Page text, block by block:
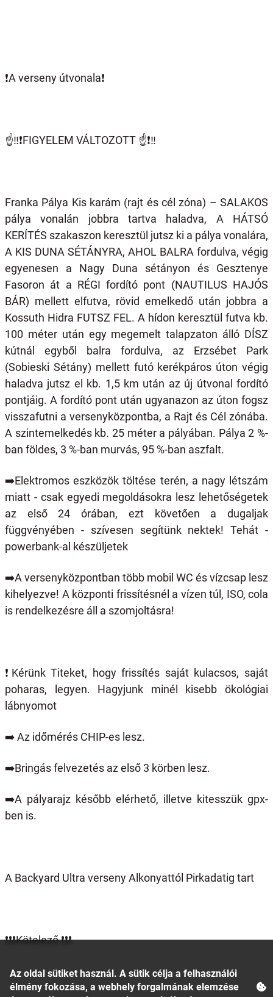
❗️A verseny útvonala❗️
☝️‼️❗️FIGYELEM VÁLTOZOTT ☝️❗️‼️
Franka Pálya Kis karám (rajt és cél zóna) – SALAKOS
pálya vonalán jobbra tartva haladva, A HÁTSÓ
KERÍTÉS szakaszon keresztül jutsz ki a pálya vonalára,
A KIS DUNA SÉTÁNYRA, AHOL BALRA fordulva, végig
egyenesen a Nagy Duna sétányon és Gesztenye
Fasoron át a RÉGI fordító pont (NAUTILUS HAJÓS
BÁR) mellett elfutva, rövid emelkedő után jobbra a
Kossuth Hidra FUTSZ FEL. A hídon keresztül futva kb.
100 méter után egy megemelt talapzaton álló DÍSZ
kútnál egyből balra fordulva, az Erzsébet Park
(Sobieski Sétány) mellett futó kerékpáros úton végig
haladva jutsz el kb. 1,5 km után az új útvonal fordító
pontjáig. A fordító pont után ugyanazon az úton fogsz
visszafutni a versenyközpontba, a Rajt és Cél zónába.
A szintemelkedés kb. 25 méter a pályában. Pálya 2 %-
ban földes, 3 %-ban murvás, 95 %-ban aszfalt.
➡️Elektromos eszközök töltése terén, a nagy létszám
miatt - csak egyedi megoldásokra lesz lehetőségetek
az első 24 órában, ezt követően a dugaljak
függvényében - szívesen segítünk nektek! Tehát -
powerbank-al készüljetek
➡️A versenyközpontban több mobil WC és vízcsap lesz
kihelyezve! A központi frissítésnél a vízen túl, ISO, cola
is rendelkezésre áll a szomjoltásra!
❗️ Kérünk Titeket, hogy frissítés saját kulacsos, saját
poharas, legyen. Hagyjunk minél kisebb ökológiai
lábnyomot
➡️Az időmérés CHIP-es lesz.
➡️Bringás felvezetés az első 3 körben lesz.
➡️A pályarajz később elérhető, illetve kitesszük gpx-
ben is.
A Backyard Ultra verseny Alkonyattól Pirkadatig tart
❗️❗️❗️Kötelező❗️❗️❗️
Az oldal sütiket használ. A sütik célja a felhasználói
élmény fokozása, a webhely forgalmának elemzése